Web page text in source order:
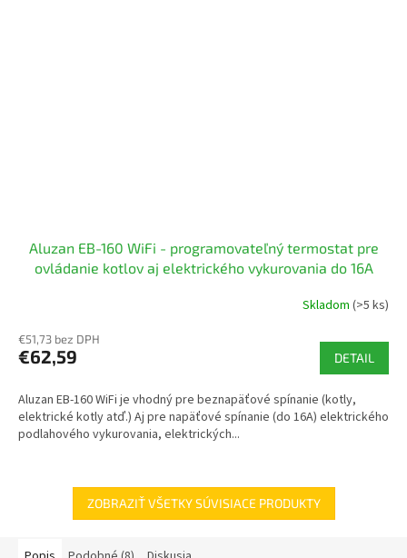
Aluzan EB-160 WiFi - programovateľný termostat pre
ovládanie kotlov aj elektrického vykurovania do 16A
Skladom (>5 ks)
€51,73 bez DPH
€62,59 DETAIL
Aluzan EB-160 WiFi je vhodný pre beznapäťové spínanie (kotly,
elektrické kotly atď.) Aj pre napäťové spínanie (do 16A) elektrického
podlahového vykurovania, elektrických...
ZOBRAZIŤ VŠETKY SÚVISIACE PRODUKTY